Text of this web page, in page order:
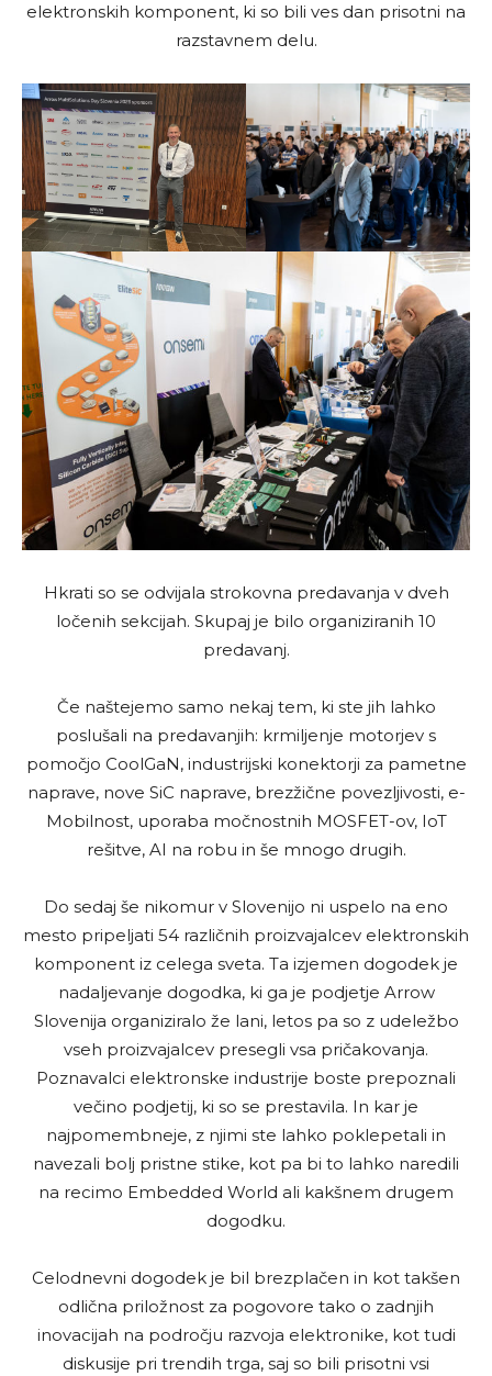
elektronskih komponent, ki so bili ves dan prisotni na
razstavnem delu.
Hkrati so se odvijala strokovna predavanja v dveh
ločenih sekcijah. Skupaj je bilo organiziranih 10
predavanj.
Če naštejemo samo nekaj tem, ki ste jih lahko
poslušali na predavanjih: krmiljenje motorjev s
pomočjo CoolGaN, industrijski konektorji za pametne
naprave, nove SiC naprave, brezžične povezljivosti, e-
Mobilnost, uporaba močnostnih MOSFET-ov, IoT
rešitve, AI na robu in še mnogo drugih.
Do sedaj še nikomur v Slovenijo ni uspelo na eno
mesto pripeljati 54 različnih proizvajalcev elektronskih
komponent iz celega sveta. Ta izjemen dogodek je
nadaljevanje dogodka, ki ga je podjetje Arrow
Slovenija organiziralo že lani, letos pa so z udeležbo
vseh proizvajalcev presegli vsa pričakovanja.
Poznavalci elektronske industrije boste prepoznali
večino podjetij, ki so se prestavila. In kar je
najpomembneje, z njimi ste lahko poklepetali in
navezali bolj pristne stike, kot pa bi to lahko naredili
na recimo Embedded World ali kakšnem drugem
dogodku.
Celodnevni dogodek je bil brezplačen in kot takšen
odlična priložnost za pogovore tako o zadnjih
inovacijah na področju razvoja elektronike, kot tudi
diskusije pri trendih trga, saj so bili prisotni vsi